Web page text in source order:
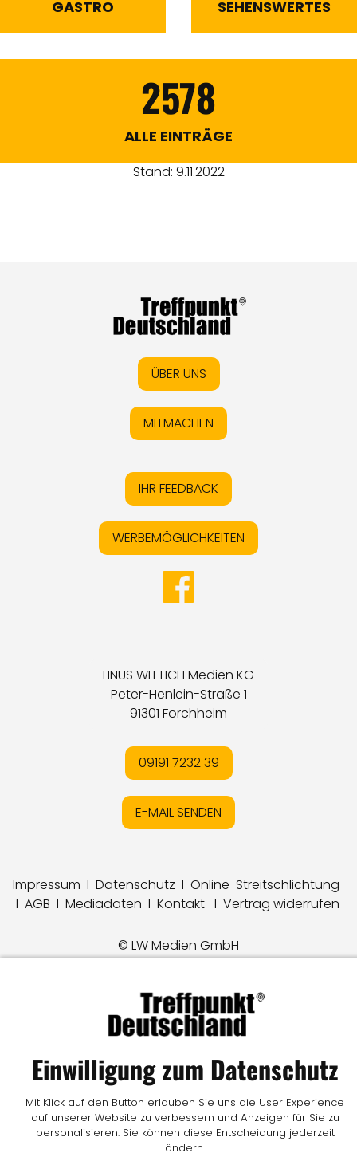
GASTRO SEHENSWERTES
2578
ALLE EINTRÄGE
Stand: 9.11.2022
ÜBER UNS
MITMACHEN
IHR FEEDBACK
WERBEMÖGLICHKEITEN
LINUS WITTICH Medien KG
Peter-Henlein-Straße 1
91301 Forchheim
09191 7232 39
E-MAIL SENDEN
Impressum I Datenschutz I Online-Streitschlichtung
I AGB I Mediadaten I Kontakt I Vertrag widerrufen
© LW Medien GmbH
Einwilligung zum Datenschutz
Mit Klick auf den Button erlauben Sie uns die User Experience
auf unserer Website zu verbessern und Anzeigen für Sie zu
personalisieren. Sie können diese Entscheidung jederzeit
ändern.